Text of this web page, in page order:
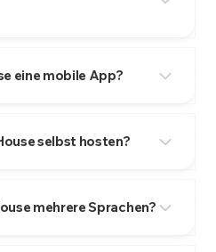
eine mobile App?
selbst hosten?
mehrere Sprachen?